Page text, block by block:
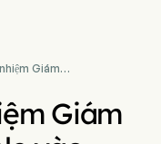
Giám
nắm giữ 656
cho kế hoạchGiám